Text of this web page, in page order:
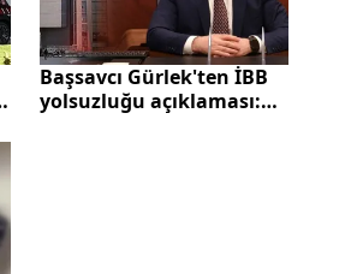
Başsavcı Gürlek'ten İBB
yolsuzluğu açıklaması: